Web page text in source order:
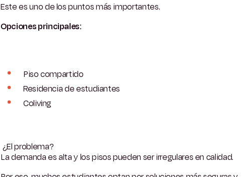
Este es uno de los puntos más importantes.
Opciones principales:
Piso compartido
Residencia de estudiantes
Coliving
¿El problema?
La demanda es alta y los pisos pueden ser irregulares en calidad.